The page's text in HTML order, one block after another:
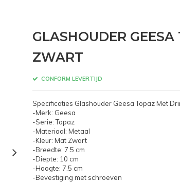
GLASHOUDER
ZWART
CONFORM LEVERTIJD
Specificaties Glashouder Geesa Topaz Met
-Merk: Geesa
-Serie: Topaz
-Materiaal: Metaal
-Kleur: Mat Zwart
-Breedte: 7.5 cm
-Diepte: 10 cm
-Hoogte: 7.5 cm
-Bevestiging met schroeven